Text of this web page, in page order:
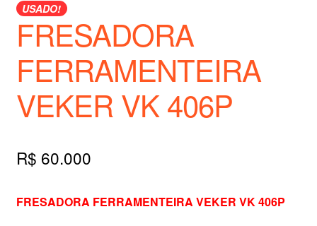
USADO!
FRESADORA
FERRAMENTEIRA
VEKER VK 406P
R$ 60.000
FRESADORA FERRAMENTEIRA VEKER VK 406P